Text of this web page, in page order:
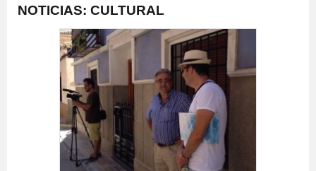
NOTICIAS: CULTURAL